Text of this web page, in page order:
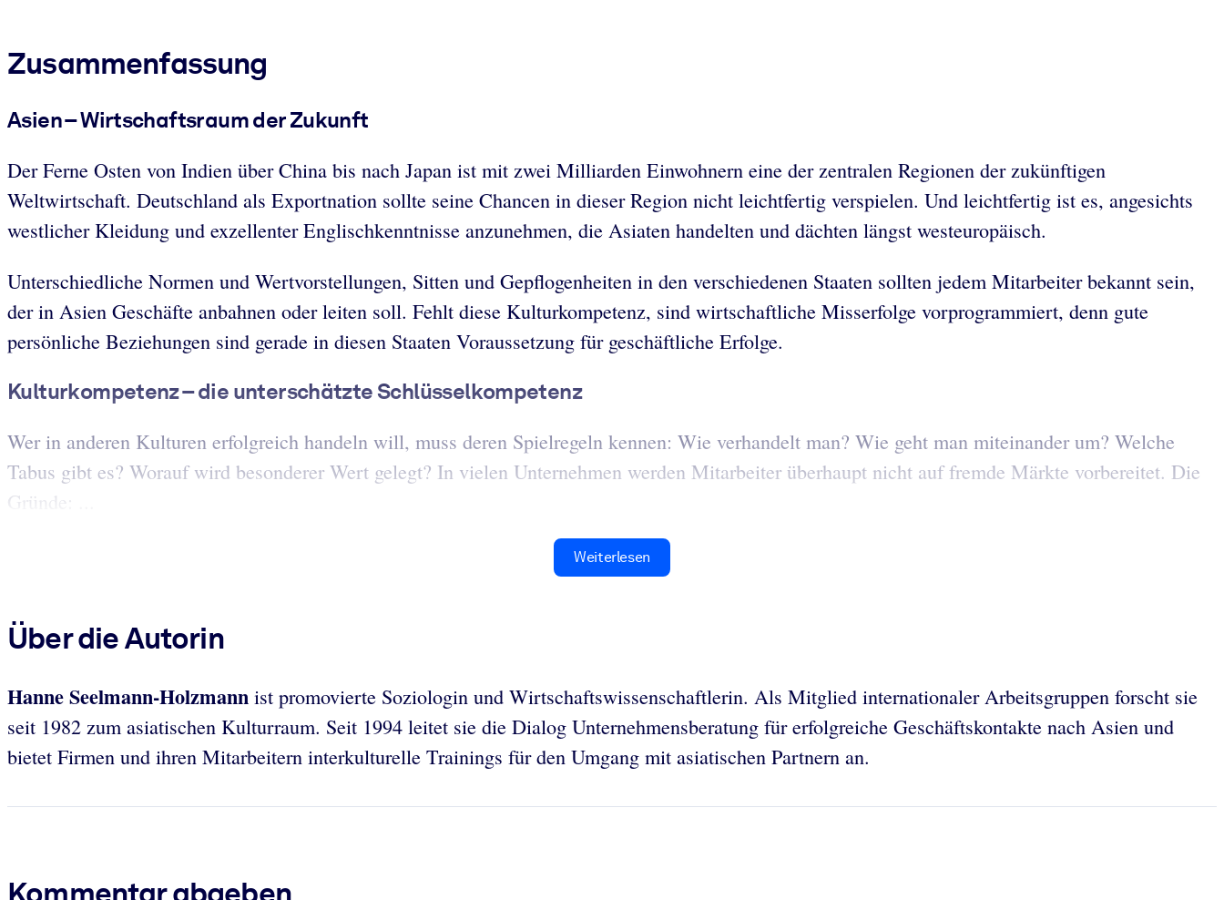
Zusammenfassung
Asien – Wirtschaftsraum der Zukunft
Der Ferne Osten von Indien über China bis nach Japan ist mit zwei Milliarden Einwohnern eine der zentralen Regionen der zukünftigen
Weltwirtschaft. Deutschland als Exportnation sollte seine Chancen in dieser Region nicht leichtfertig verspielen. Und leichtfertig ist es, angesichts
westlicher Kleidung und exzellenter Englischkenntnisse anzunehmen, die Asiaten handelten und dächten längst westeuropäisch.
Unterschiedliche Normen und Wertvorstellungen, Sitten und Gepflogenheiten in den verschiedenen Staaten sollten jedem Mitarbeiter bekannt sein,
der in Asien Geschäfte anbahnen oder leiten soll. Fehlt diese Kulturkompetenz, sind wirtschaftliche Misserfolge vorprogrammiert, denn gute
persönliche Beziehungen sind gerade in diesen Staaten Voraussetzung für geschäftliche Erfolge.
Kulturkompetenz – die unterschätzte Schlüsselkompetenz
Wer in anderen Kulturen erfolgreich handeln will, muss deren Spielregeln kennen: Wie verhandelt man? Wie geht man miteinander um? Welche
Tabus gibt es? Worauf wird besonderer Wert gelegt? In vielen Unternehmen werden Mitarbeiter überhaupt nicht auf fremde Märkte vorbereitet. Die
Gründe: ...
Weiterlesen
Über die Autorin
Hanne Seelmann-Holzmann ist promovierte Soziologin und Wirtschaftswissenschaftlerin. Als Mitglied internationaler Arbeitsgruppen forscht sie
seit 1982 zum asiatischen Kulturraum. Seit 1994 leitet sie die Dialog Unternehmensberatung für erfolgreiche Geschäftskontakte nach Asien und
bietet Firmen und ihren Mitarbeitern interkulturelle Trainings für den Umgang mit asiatischen Partnern an.